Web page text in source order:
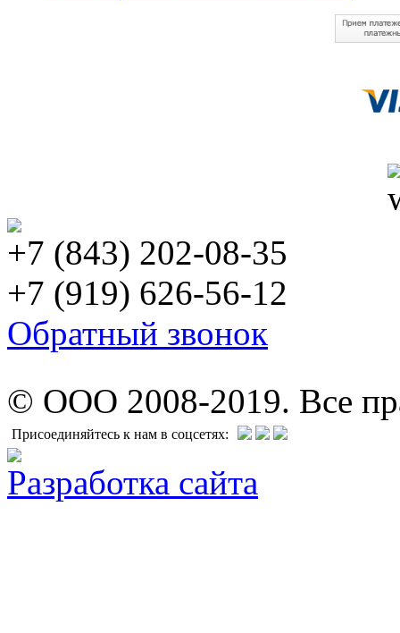
+7 (843) 202-08-35
+7 (919) 626-56-12
Обратный звонок
© ООО 2008-2019. Все
Присоединяйтесь к нам в соцсетях:
Разработка сайта